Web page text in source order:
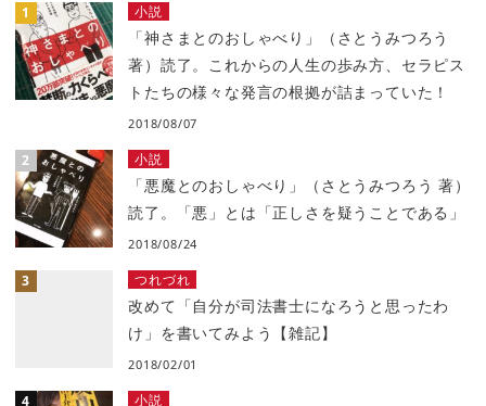
小説
「神さまとのおしゃべり」（さとうみつろう
著）読了。これからの人生の歩み方、セラピス
トたちの様々な発言の根拠が詰まっていた！
2018/08/07
小説
「悪魔とのおしゃべり」（さとうみつろう 著）
読了。「悪」とは「正しさを疑うことである」
2018/08/24
つれづれ
改めて「自分が司法書士になろうと思ったわ
け」を書いてみよう【雑記】
2018/02/01
小説